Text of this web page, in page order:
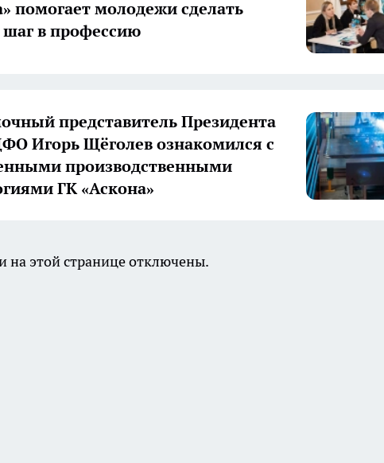
помогает молодежи сделать
в профессию
представитель Президента
Игорь Щёголев ознакомился с
производственными
ГК «Аскона»
на этой странице отключены.